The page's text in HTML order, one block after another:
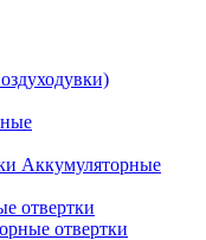
Аккумуляторные
отвертки
отвертки